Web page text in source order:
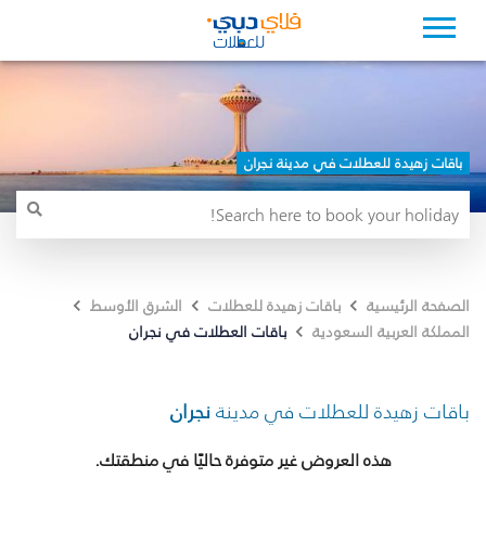
باقات زهيدة للعطلات في مدينة نجران
الصفحة الرئيسية باقات زهيدة للعطلات
الشرق الأوسط
المملكة العربية السعودية
باقات العطلات في نجران
باقات زهيدة للعطلات في مدينةنجران
هذه العروض غير متوفرة حاليًا في منطقتك.